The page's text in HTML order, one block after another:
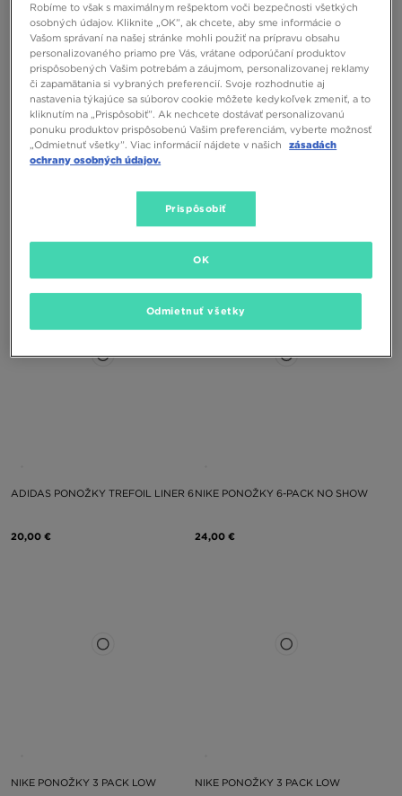
JORDAN PONOŽKY U J EVERYDAY
20,00 €
JORDAN PONOŽKY U J EVERYDAY
CUSH POLY CREW 3PR
ADIDAS PONOŽKY TREFOIL LINER 6
20,00 €
NIKE PONOŽKY 6-PACK NO SHOW
24,00 €
NIKE PONOŽKY 3 PACK LOW NIKE PONOŽKY 3 PACK LOW
Robíme to však s maximálnym rešpektom voči bezpečnosti všetkých
osobných údajov. Kliknite „OK”, ak chcete, aby sme informácie o
Vašom správaní na našej stránke mohli použiť na prípravu obsahu
personalizovaného priamo pre Vás, vrátane odporúčaní produktov
prispôsobených Vašim potrebám a záujmom, personalizovanej reklamy
či zapamätania si vybraných preferencií. Svoje rozhodnutie aj
nastavenia týkajúce sa súborov cookie môžete kedykoľvek zmeniť, a to
kliknutím na „Prispôsobiť”. Ak nechcete dostávať personalizovanú
ponuku produktov prispôsobenú Vašim preferenciám, vyberte možnosť
„Odmietnuť všetky”. Viac informácií nájdete v našich
zásadách
ochrany osobných údajov.
Prispôsobiť
Odmietnuť všetky
OK